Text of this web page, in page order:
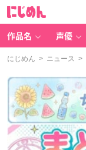
作品名 声優
にじめん > ニュース >